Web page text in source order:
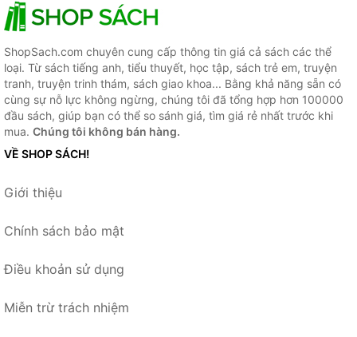
ShopSach.com chuyên cung cấp thông tin giá cả sách các thể
loại. Từ sách tiếng anh, tiểu thuyết, học tập, sách trẻ em, truyện
tranh, truyện trinh thám, sách giao khoa... Bằng khả năng sẵn có
cùng sự nỗ lực không ngừng, chúng tôi đã tổng hợp hơn 100000
đầu sách, giúp bạn có thể so sánh giá, tìm giá rẻ nhất trước khi
mua. Chúng tôi không bán hàng.
VỀ SHOP SÁCH!
Giới thiệu
Chính sách bảo mật
Điều khoản sử dụng
Miễn trừ trách nhiệm